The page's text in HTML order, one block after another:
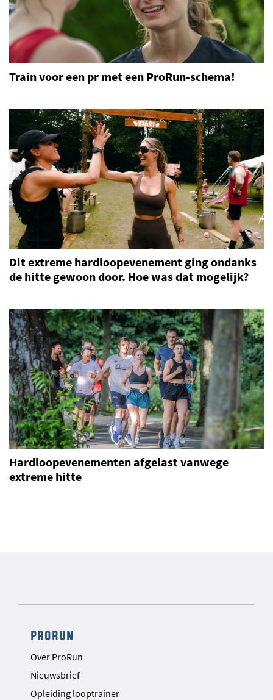
Train voor een pr met een ProRun-schema!
Dit extreme hardloopevenement ging ondanks
de hitte gewoon door. Hoe was dat mogelijk?
Hardloopevenementen afgelast vanwege
extreme hitte
prorun
Over ProRun
Nieuwsbrief
Opleiding looptrainer